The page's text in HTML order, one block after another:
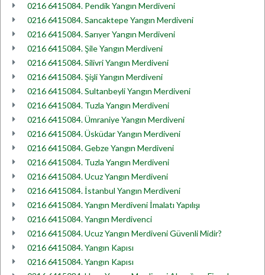
0216 6415084. Pendik Yangın Merdiveni
0216 6415084. Sancaktepe Yangın Merdiveni
0216 6415084. Sarıyer Yangın Merdiveni
0216 6415084. Şile Yangın Merdiveni
0216 6415084. Silivri Yangın Merdiveni
0216 6415084. Şişli Yangın Merdiveni
0216 6415084. Sultanbeyli Yangın Merdiveni
0216 6415084. Tuzla Yangın Merdiveni
0216 6415084. Ümraniye Yangın Merdiveni
0216 6415084. Üsküdar Yangın Merdiveni
0216 6415084. Gebze Yangın Merdiveni
0216 6415084. Tuzla Yangın Merdiveni
0216 6415084. Ucuz Yangın Merdiveni
0216 6415084. İstanbul Yangın Merdiveni
0216 6415084. Yangın Merdiveni İmalatı Yapılışı
0216 6415084. Yangın Merdivenci
0216 6415084. Ucuz Yangın Merdiveni Güvenli Midir?
0216 6415084. Yangın Kapısı
0216 6415084. Yangın Kapısı